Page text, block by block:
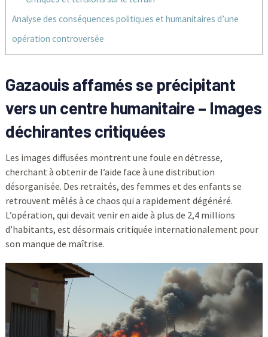
Analyse des conséquences politiques et humanitaires d’une
opération controversée
Gazaouis affamés se précipitant
vers un centre humanitaire – Images
déchirantes critiquées
Les images diffusées montrent une foule en détresse,
cherchant à obtenir de l’aide face à une distribution
désorganisée. Des retraités, des femmes et des enfants se
retrouvent mêlés à ce chaos qui a rapidement dégénéré.
L’opération, qui devait venir en aide à plus de 2,4 millions
d’habitants, est désormais critiquée internationalement pour
son manque de maîtrise.